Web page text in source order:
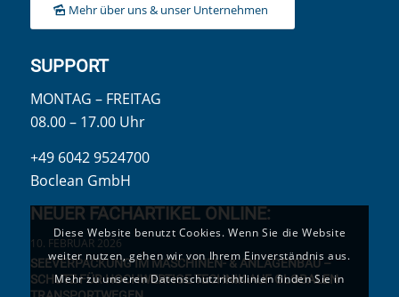
Mehr über uns & unser Unternehmen
SUPPORT
MONTAG – FREITAG
08.00 – 17.00 Uhr
+49 6042 9524700
Boclean GmbH
NEUER FACHARTIKEL ONLINE:
10. FEBRUAR 2026
SEEVERPACKUNG IM MASCHINEN- & ANLAGENBAU –
SCHUTZ FÜR HOCHWERTIGE TECHNIK AUF GLOBALEN
Diese Website benutzt Cookies. Wenn Sie die Website
weiter nutzen, gehen wir von Ihrem Einverständnis aus.
Mehr zu unseren Datenschutzrichtlinien finden Sie in